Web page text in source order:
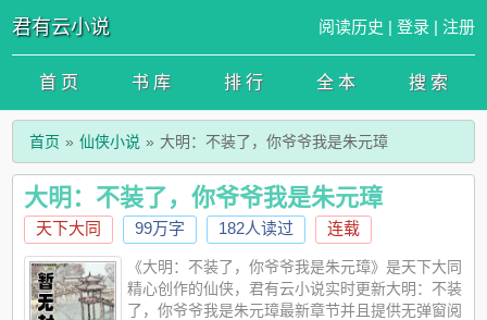
君有云小说 阅读历史 | 登录 | 注册
首 页 书 库 排 行 全 本 搜 索
首页 仙侠小说 大明：不装了，你爷爷我是朱元璋
大明：不装了，你爷爷我是朱元璋
天下大同 99万字 182人读过 连载
《大明：不装了，你爷爷我是朱元璋》是天下大同
精心创作的仙侠，君有云小说实时更新大明：不装
了，你爷爷我是朱元璋最新章节并且提供无弹窗阅